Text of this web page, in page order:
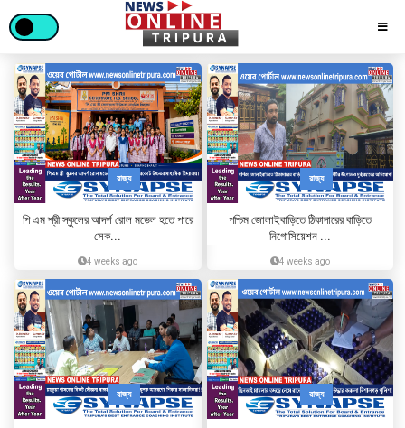
রাজ্য
পি এম শ্রী স্কুলের আদর্শ রোল মডেল হতে পারে
সেক...
4 weeks ago
রাজ্য
পশ্চিম জোলাইবাড়িতে ঠিকাদারের বাড়িতে
নিগোসিয়েশন ...
4 weeks ago
রাজ্য রাজ্য